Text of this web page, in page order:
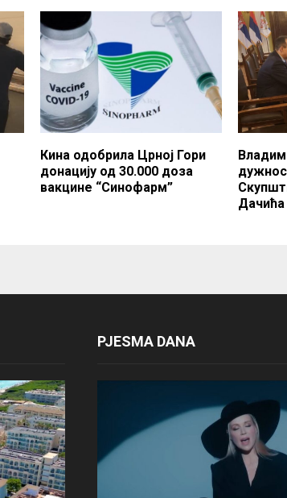
Кина одобрила Црној Гори
донацију од 30.000 доза
вакцине “Синофарм”
Дачића
PJESMA DANA